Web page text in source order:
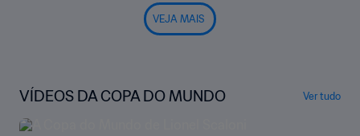
VEJA MAIS
VÍDEOS DA COPA DO MUNDO Ver tudo